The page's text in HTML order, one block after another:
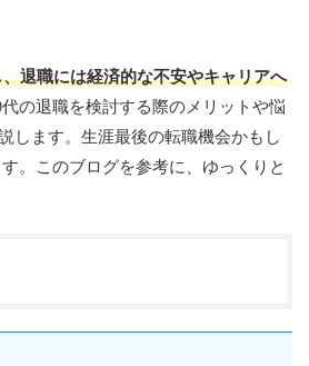
退職には経済的な不安やキャリアへ
の退職を検討する際のメリットや悩
します。生涯最後の転職機会かもし
。このブログを参考に、ゆっくりと